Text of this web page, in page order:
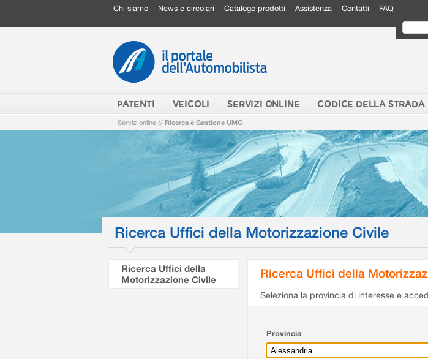
Chi siamo News e circolari Catalogo prodotti Assistenza Contatti FAQ
PATENTI VEICOLI SERVIZI ONLINE CODICE DELLA STRADA
Servizi online // Ricerca e Gestione UMC
Ricerca Uffici della Motorizzazione Civile
Ricerca Uffici della
Motorizzazione Civile
Ricerca Uffici della
Seleziona la provincia di interesse e
Provincia